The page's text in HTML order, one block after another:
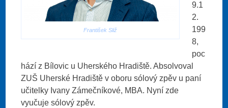
František Sliž
9.1
2.
199
8,
poc
hází z Bílovic u Uherského Hradiště. Absolvoval
ZUŠ Uherské Hradiště v oboru sólový zpěv u paní
učitelky Ivany Zámečníkové, MBA. Nyní zde
vyučuje sólový zpěv.